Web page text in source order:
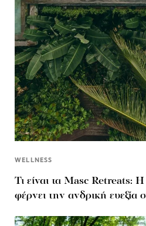
WELLNESS
Τι είναι τα Masc Retreats:
φέρνει την ανδρική ευεξία